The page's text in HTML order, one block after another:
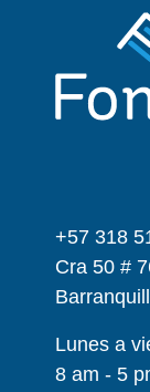
+57 318
Cra 50 #
Lunes a
8 am - 5